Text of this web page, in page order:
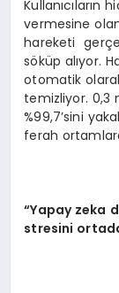
vermesine
hareketi
söküp alıyor.
otomatik
temizliyor. 0,3
%99,7’sini
ferah
“Yapay zeka
stresini